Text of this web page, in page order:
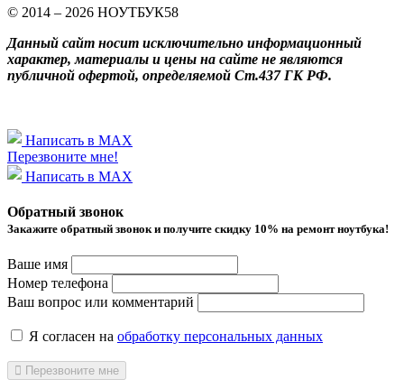
© 2014 – 2026 НОУТБУК58
Данный сайт носит исключительно информационный
характер, материалы и цены на сайте не являются
публичной офертой, определяемой Ст.437 ГК РФ.
Написать в MAX
Перезвоните мне!
Написать в MAX
Обратный звонок
Закажите обратный звонок и получитe скидку 10% на ремонт ноутбука!
Ваше имя
Номер телефона
Ваш вопрос или комментарий
Я согласен на обработку персональных данных
Перезвоните мне